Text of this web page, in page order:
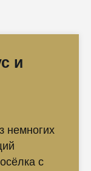
и
немногих
с